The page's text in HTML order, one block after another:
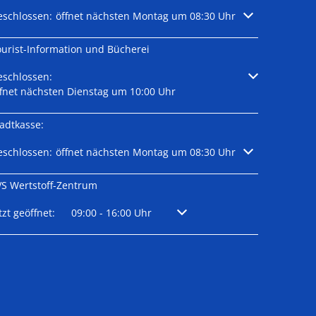
um weitere Öffnungs- oder Schließzeiten auszublenden
öffnet nächsten Montag um 08:30 Uhr
Information und Bücherei
um weitere Öffnungs- oder Schließzeiten auszublenden
nächsten Dienstag um 10:00 Uhr
um weitere Öffnungs- oder Schließzeiten auszublenden
öffnet nächsten Montag um 08:30 Uhr
Wertstoff-Zentrum
um weitere Öffnungs- oder Schließzeiten auszublenden
geöffnet: 09:00 - 16:00 Uhr Von 09:00 bis 16:00 Uhr